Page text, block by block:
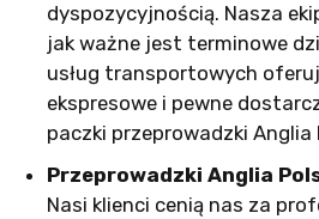
dyspozycyjnością. Nasza
jak ważne jest terminowe
usług transportowych
ekspresowe i pewne
paczki przeprowadzki Anglia
Przeprowadzki Anglia
Nasi klienci cenią nas za